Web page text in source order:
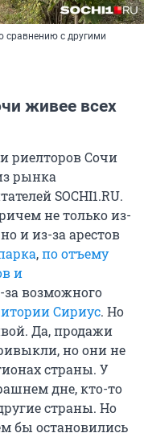
сравнению с другими
живее всех
риелторов Сочи
рынка
SOCHI1.RU.
не только из-
и из-за арестов
,по отъему
и
за возможного
Сириус. Но
Да, продажи
но они не
страны. У
дне, кто-то
страны. Но
бы остановились